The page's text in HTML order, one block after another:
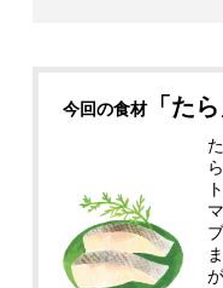
今回の食材「たら